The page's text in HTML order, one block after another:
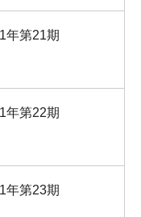
年第21期
年第22期
年第23期